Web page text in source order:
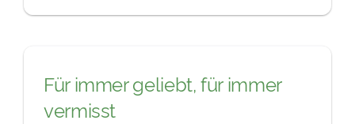
Für immer geliebt, für immer
vermisst